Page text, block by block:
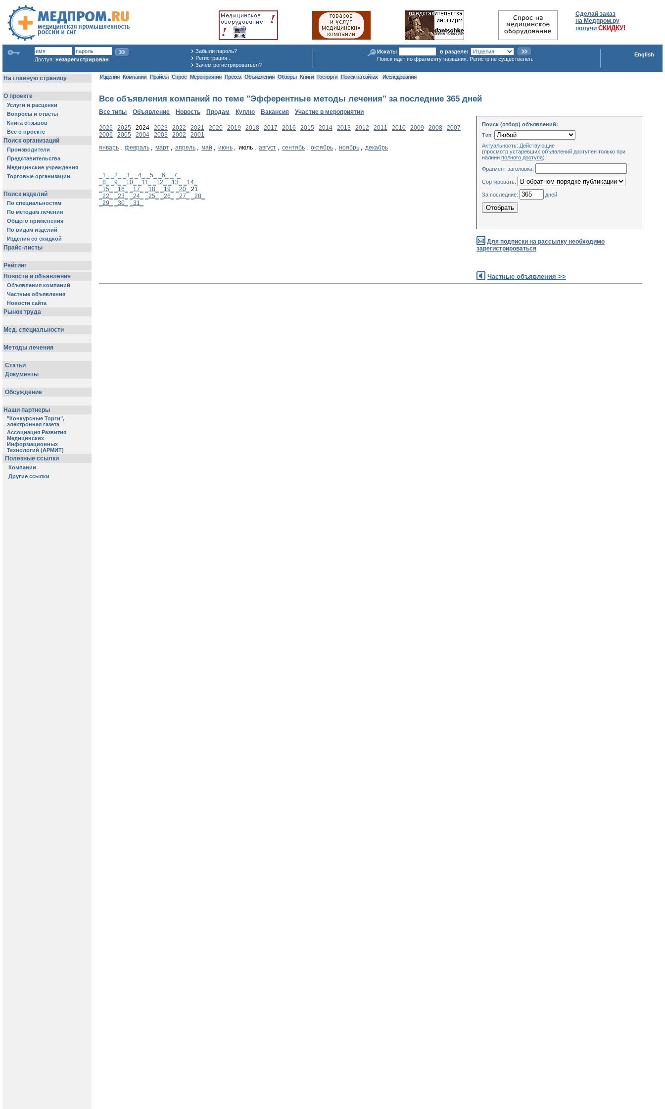
Сделай заказ
на Медпром.ру
получи СКИДКУ!
Доступ: незарегистрирован
Забыли пароль?
Регистрация...
Зачем регистрироваться?
Искать:
в разделе:
Поиск идет по фрагменту названия. Регистр не существенен.
English
Изделия Компании Прайсы Спрос Мероприятия Пресса Объявления Обзоры Книги Госторги Поиск на сайтах Исследования
Все объявления компаний по теме "Эфферентные методы лечения" за последние 365 дней
Все типы Объявление Новость Продам Куплю Вакансия Участие в мероприятии
2026 2025 2024 2023 2022 2021 2020 2019 2018 2017 2016 2015 2014 2013 2012 2011 2010 2009 2008
2007
2006
2005 2004 2003 2002
2001
январь , февраль , март , апрель , май , июнь , июль , август , сентябь , октябрь , ноябрь , декабрь
_1_ _2_ _3_ _4_ _5_ _6_
_7_
_8_
_9_ _10_ _11_ _12_ _13_
_14_
_15_
_16_ _17_ _18_ _19_ _20_
21
_22_
_23_ _24_ _25_ _26_ _27_
_28_
_29_
_30_ _31_
Поиск (отбор) объявлений:
Тип:
Актуальность: Действующие
(просмотр устаревших объявлений доступен только при
налиии полного доступа)
Фрагмент заголовка:
Сортировать:
За последние: дней
Для подписки на рассылку необходимо
зарегистрироваться
Частные объявления >>